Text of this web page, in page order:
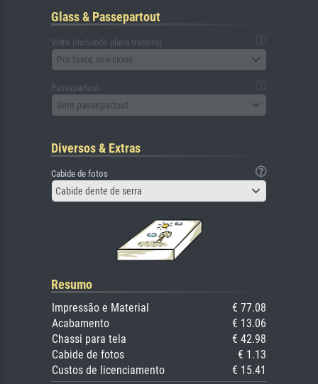
Glass & Passepartout
Vidro (incluindo placa traseira)
Por favor, selecione
Passepartout
Sem passepartout
Diversos & Extras
Cabide de fotos
Cabide dente de serra
Resumo
Impressão e Material
€ 77.08
Acabamento
€ 13.06
Chassi para tela
€ 42.98
Cabide de fotos
€ 1.13
Custos de licenciamento
€ 15.41